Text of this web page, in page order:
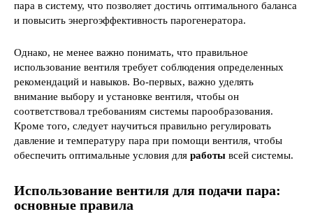
пара в систему, что позволяет достичь оптимального баланса
и повысить энергоэффективность парогенератора.
Однако, не менее важно понимать, что правильное
использование вентиля требует соблюдения определенных
рекомендаций и навыков. Во-первых, важно уделять
внимание выбору и установке вентиля, чтобы он
соответствовал требованиям системы парообразования.
Кроме того, следует научиться правильно регулировать
давление и температуру пара при помощи вентиля, чтобы
обеспечить оптимальные условия для работы всей системы.
Использование вентиля для подачи пара:
основные правила